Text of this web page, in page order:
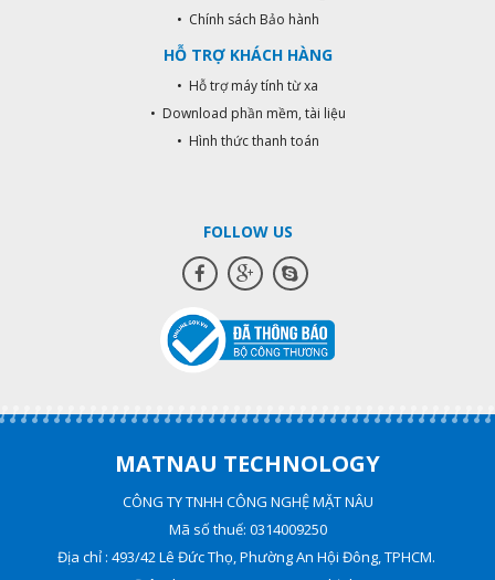
• Chính sách Bảo hành
HỖ TRỢ KHÁCH HÀNG
• Hỗ trợ máy tính từ xa
• Download phần mềm, tài liệu
• Hình thức thanh toán
FOLLOW US
MATNAU TECHNOLOGY
CÔNG TY TNHH CÔNG NGHỆ MẶT NÂU
Mã số thuế: 0314009250
Địa chỉ : 493/42 Lê Đức Thọ, Phường An Hội Đông, TPHCM.